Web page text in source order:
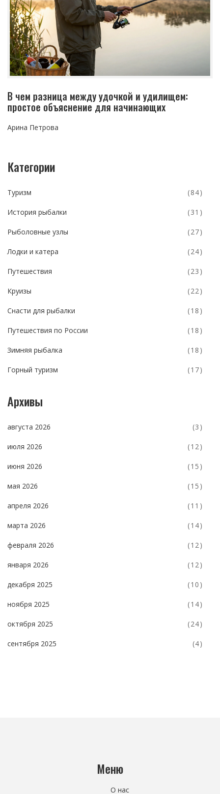
В чем разница между удочкой и удилищем:
простое объяснение для начинающих
Арина Петрова
Категории
Туризм (84)
История рыбалки (31)
Рыболовные узлы (27)
Лодки и катера (24)
Путешествия (23)
Круизы (22)
Снасти для рыбалки (18)
Путешествия по России (18)
Зимняя рыбалка (18)
Горный туризм (17)
Архивы
августа 2026 (3)
июля 2026 (12)
июня 2026 (15)
мая 2026 (15)
апреля 2026 (11)
марта 2026 (14)
февраля 2026 (12)
января 2026 (12)
декабря 2025 (10)
ноября 2025 (14)
октября 2025 (24)
сентября 2025 (4)
Меню
О нас